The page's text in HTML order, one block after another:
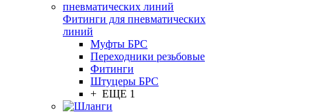
Фитинги для пневматических
линий
Муфты БРС
Переходники резьбовые
Фитинги
Штуцеры БРС
+ ЕЩЕ 1